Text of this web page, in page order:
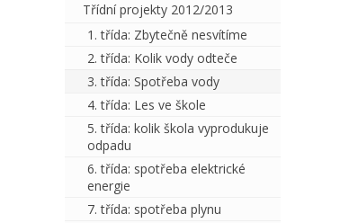
Třídní projekty 2012/2013
1. třída: Zbytečně nesvítíme
2. třída: Kolik vody odteče
3. třída: Spotřeba vody
4. třída: Les ve škole
5. třída: kolik škola vyprodukuje
odpadu
6. třída: spotřeba elektrické
energie
7. třída: spotřeba plynu